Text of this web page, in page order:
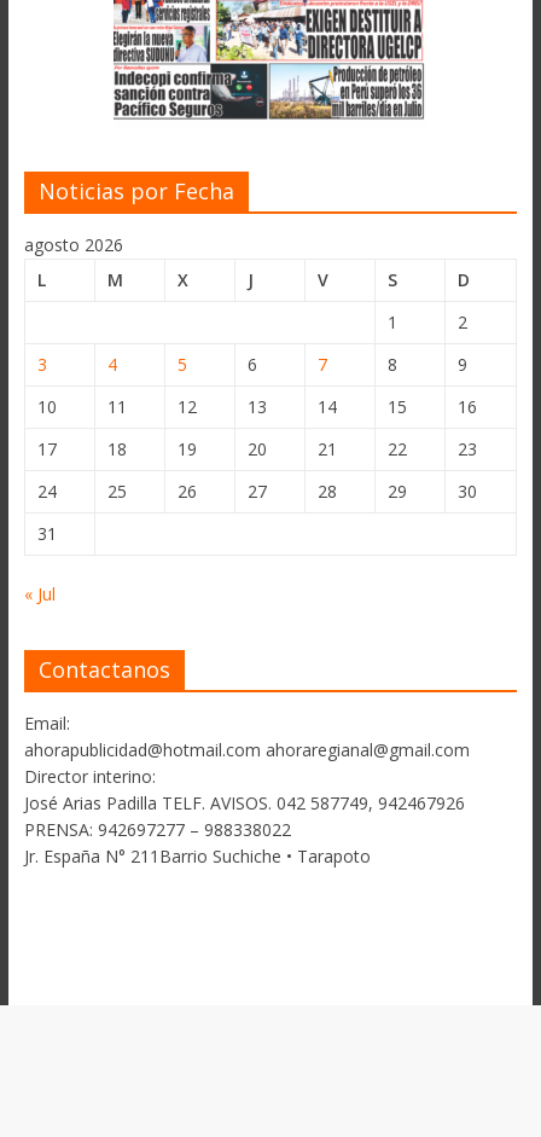
Noticias por Fecha
agosto 2026
L
M X J V S
D
1
2
3
4 5 6 7 8
9
10
11 12 13 14 15
16
17
18 19 20 21 22
23
24
25 26 27 28 29
30
31
« Jul
Contactanos
Email:
ahorapublicidad@hotmail.com ahoraregianal@gmail.com
Director interino:
José Arias Padilla TELF. AVISOS. 042 587749, 942467926
PRENSA: 942697277 – 988338022
Jr. España N° 211Barrio Suchiche • Tarapoto